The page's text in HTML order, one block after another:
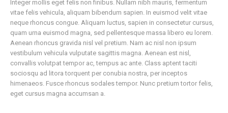
Integer mollis eget felis non finibus. Nullam nibh mauris, fermentum
vitae felis vehicula, aliquam bibendum sapien. In euismod velit vitae
neque rhoncus congue. Aliquam luctus, sapien in consectetur cursus,
quam urna euismod magna, sed pellentesque massa libero eu lorem.
Aenean rhoncus gravida nisl vel pretium. Nam ac nisl non ipsum
vestibulum vehicula vulputate sagittis magna. Aenean est nisl,
convallis volutpat tempor ac, tempus ac ante. Class aptent taciti
sociosqu ad litora torquent per conubia nostra, per inceptos
himenaeos. Fusce rhoncus sodales tempor. Nunc pretium tortor felis,
eget cursus magna accumsan a.